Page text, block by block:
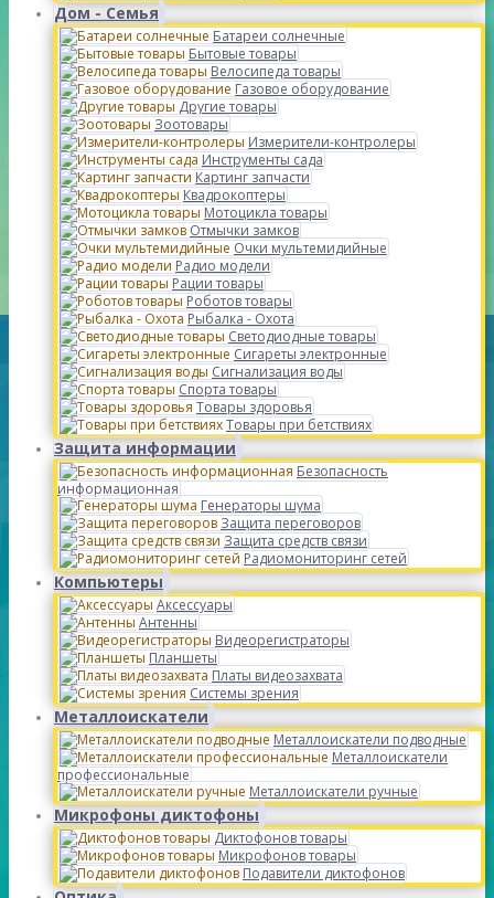
Дом - Семья
Батареи солнечные
Бытовые товары
Велосипеда товары
Газовое оборудование
Другие товары
Зоотовары
Измерители-контролеры
Инструменты сада
Картинг запчасти
Квадрокоптеры
Мотоцикла товары
Отмычки замков
Очки мультемидийные
Радио модели
Рации товары
Роботов товары
Рыбалка - Охота
Светодиодные товары
Сигареты электронные
Сигнализация воды
Спорта товары
Товары здоровья
Товары при бетствиях
Защита информации
Безопасность
информационная
Генераторы шума
Защита переговоров
Защита средств связи
Радиомониторинг сетей
Компьютеры
Аксессуары
Антенны
Видеорегистраторы
Планшеты
Платы видеозахвата
Системы зрения
Металлоискатели
Металлоискатели подводные
Металлоискатели
профессиональные
Металлоискатели ручные
Микрофоны диктофоны
Диктофонов товары
Микрофонов товары
Подавители диктофонов